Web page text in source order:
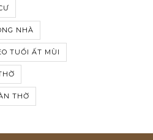
NHÀ
TUỔI ẤT MÙI
THỜ